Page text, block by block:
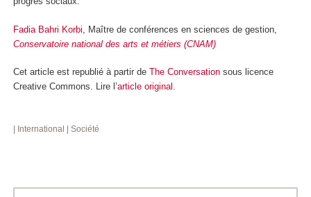
Fadia Bahri Korbi , Maître de conférences en sciences de gestion,
Conservatoire national des arts et métiers (CNAM)
Cet article est republié à partir de The Conversation sous licence
Creative Commons. Lire l’article original .
| International | Société